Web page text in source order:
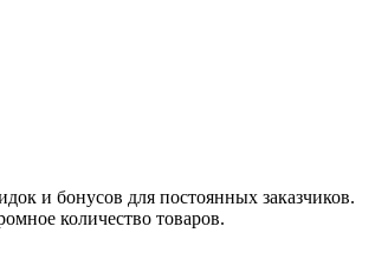
и бонусов для постоянных заказчиков.
количество товаров.